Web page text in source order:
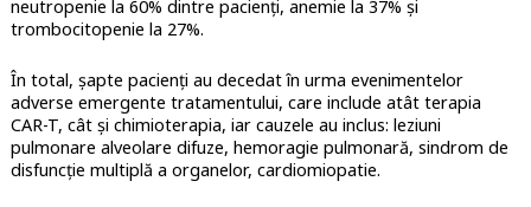
neutropenie la 60% dintre pacienți, anemie la 37% și
trombocitopenie la 27%.
În total, șapte pacienți au decedat în urma evenimentelor
adverse emergente tratamentului, care include atât terapia
CAR-T, cât și chimioterapia, iar cauzele au inclus: leziuni
pulmonare alveolare difuze, hemoragie pulmonară, sindrom de
disfuncție multiplă a organelor, cardiomiopatie.